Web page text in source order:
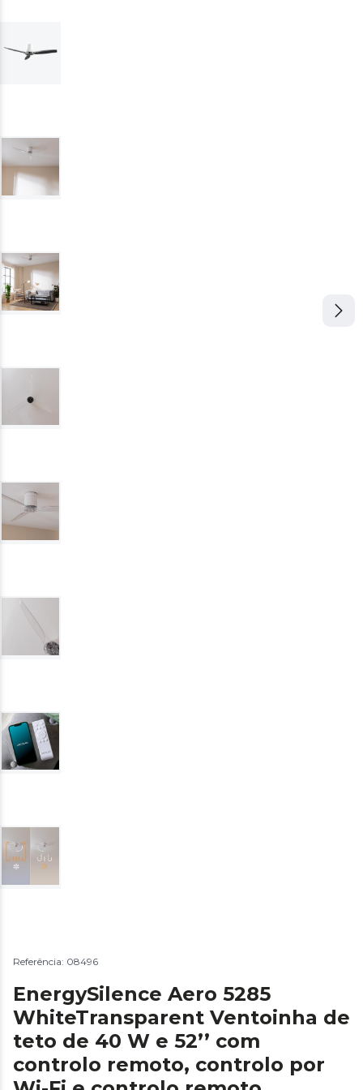
Referência: 08496
EnergySilence Aero 5285
WhiteTransparent Ventoinha de
teto de 40 W e 52’’ com
controlo remoto, controlo por